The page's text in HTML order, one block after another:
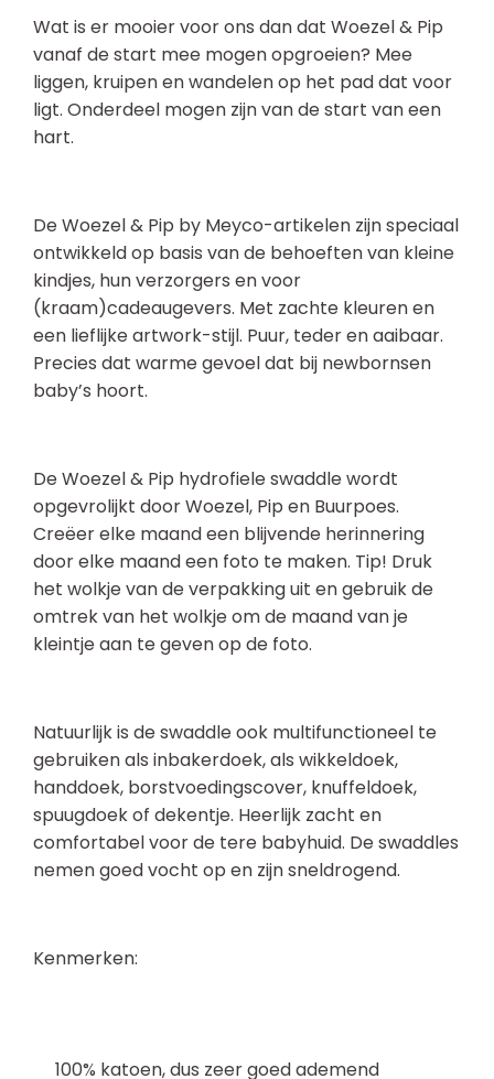
Wat is er mooier voor ons dan dat Woezel & Pip
vanaf de start mee mogen opgroeien? Mee
liggen, kruipen en wandelen op het pad dat voor
ligt. Onderdeel mogen zijn van de start van een
hart.
De Woezel & Pip by Meyco-artikelen zijn speciaal
ontwikkeld op basis van de behoeften van kleine
kindjes, hun verzorgers en voor
(kraam)cadeaugevers. Met zachte kleuren en
een lieflijke artwork-stijl. Puur, teder en aaibaar.
Precies dat warme gevoel dat bij newbornsen
baby’s hoort.
De Woezel & Pip hydrofiele swaddle wordt
opgevrolijkt door Woezel, Pip en Buurpoes.
Creëer elke maand een blijvende herinnering
door elke maand een foto te maken. Tip! Druk
het wolkje van de verpakking uit en gebruik de
omtrek van het wolkje om de maand van je
kleintje aan te geven op de foto.
Natuurlijk is de swaddle ook multifunctioneel te
gebruiken als inbakerdoek, als wikkeldoek,
handdoek, borstvoedingscover, knuffeldoek,
spuugdoek of dekentje. Heerlijk zacht en
comfortabel voor de tere babyhuid. De swaddles
nemen goed vocht op en zijn sneldrogend.
Kenmerken:
100% katoen, dus zeer goed ademend